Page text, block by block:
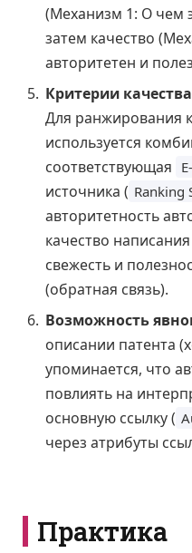
(Механизм 1: О чем
затем качество
авторитетен и
Критерии качества
Для ранжирования
используется
соответствующая
источника ( Ranking
авторитетность
качество
свежесть и
(обратная связь).
Возможность
описании патента
упоминается, что
повлиять на
основную ссылку (
через атрибуты
Практика